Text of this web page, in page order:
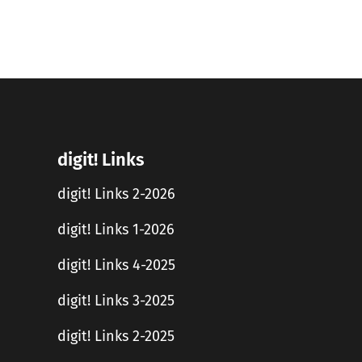
digit! Links
digit! Links 2-2026
digit! Links 1-2026
digit! Links 4-2025
digit! Links 3-2025
digit! Links 2-2025